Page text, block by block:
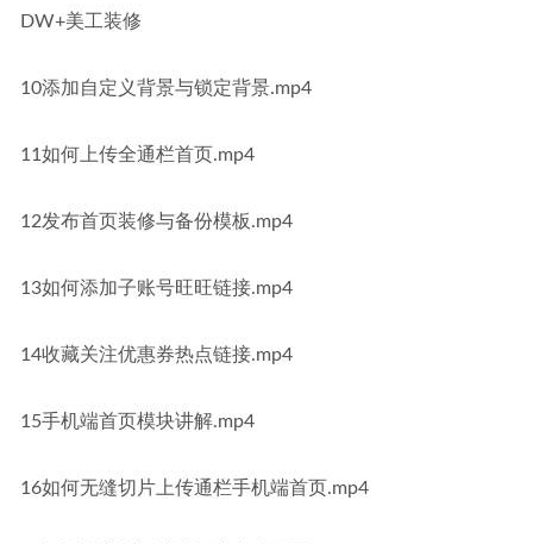
DW+美工装修
10添加自定义背景与锁定背景.mp4
11如何上传全通栏首页.mp4
12发布首页装修与备份模板.mp4
13如何添加子账号旺旺链接.mp4
14收藏关注优惠券热点链接.mp4
15手机端首页模块讲解.mp4
16如何无缝切片上传通栏手机端首页.mp4